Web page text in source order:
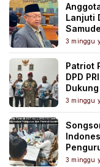
Lanjuti
3 minggu
Patriot
DPD
3 minggu
3 minggu